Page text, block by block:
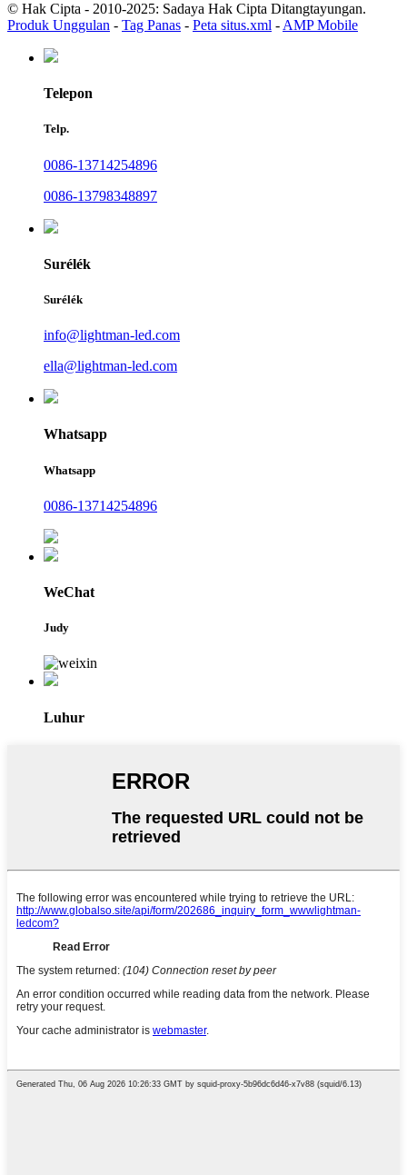
© Hak Cipta - 2010-2025: Sadaya Hak Cipta Ditangtayungan.
Produk Unggulan - Tag Panas - Peta situs.xml - AMP Mobile
Telepon
Telp.
0086-13714254896
0086-13798348897
Surélék
Surélék
info@lightman-led.com
ella@lightman-led.com
Whatsapp
Whatsapp
0086-13714254896
WeChat
Judy
Luhur